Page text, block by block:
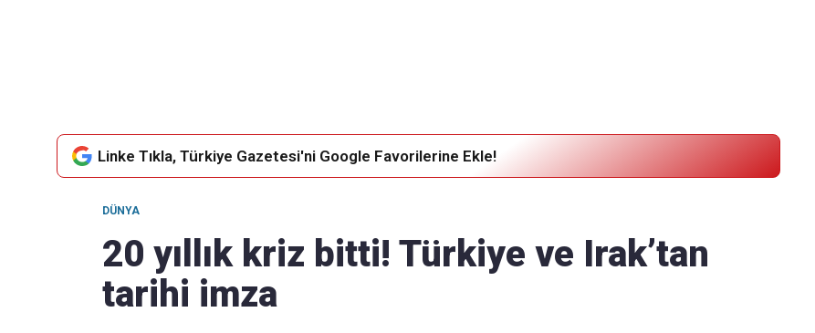
Linke Tıkla, Türkiye Gazetesi'ni Google Favorilerine Ekle!
DÜNYA
20 yıllık kriz bitti! Türkiye ve Irak’tan
tarihi imza